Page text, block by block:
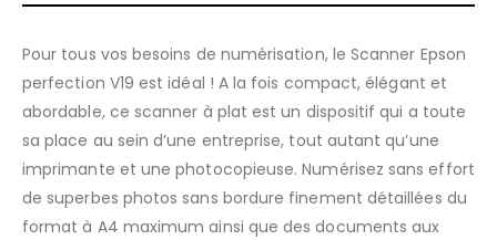
Pour tous vos besoins de numérisation, le Scanner Epson
perfection V19 est idéal ! A la fois compact, élégant et
abordable, ce scanner à plat est un dispositif qui a toute
sa place au sein d’une entreprise, tout autant qu’une
imprimante et une photocopieuse. Numérisez sans effort
de superbes photos sans bordure finement détaillées du
format à A4 maximum ainsi que des documents aux